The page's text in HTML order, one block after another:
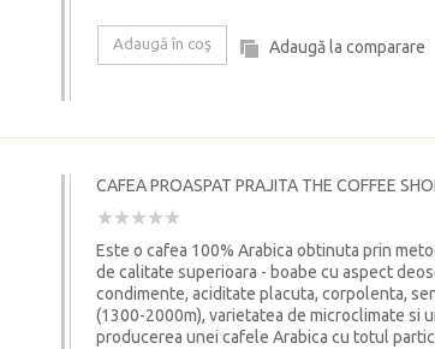
Adaugă în coş Adaugă la comparare
CAFEA PROASPAT PRAJITA THE COFFEE
Este o cafea 100% Arabica obtinuta prin
de calitate superioara - boabe cu aspect
condimente, aciditate placuta, corpolenta,
(1300-2000m), varietatea de microclimate si
producerea unei cafele Arabica cu totul